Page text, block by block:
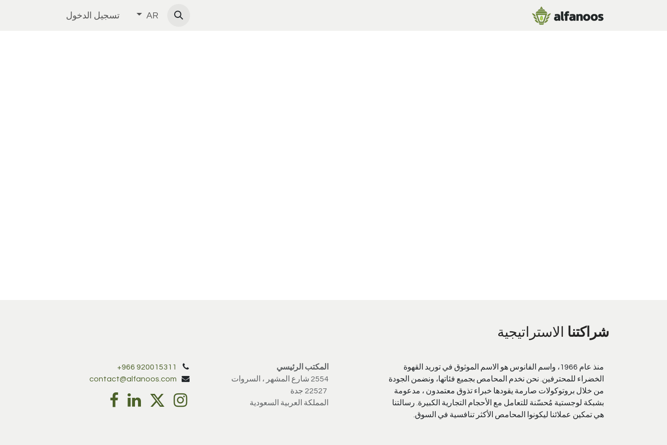
AR تسجيل الدخول
شراكتنا الاستراتيجية
منذ عام 1966، واسم الفانوس هو الاسم الموثوق في توريد القهوة
الخضراء للمحترفين. نحن نخدم المحامص بجميع فئاتها، ونضمن الجودة
من خلال بروتوكولات صارمة يقودها خبراء تذوق معتمدون ، مدعومة
بشبكة لوجستية مُحسّنة للتعامل مع الأحجام التجارية الكبيرة. رسالتنا
هي تمكين عملائنا ليكونوا المحامص الأكثر تنافسية في السوق.
المكتب الرئيسي
2554 شارع المشهر ، السروات
المملكة العربية السعودية
+966 920015311
contact@alfanoos.com